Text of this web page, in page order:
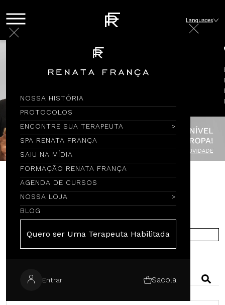
NOSSA HISTÓRIA
PROTOCOLOS
ENCONTRE SUA TERAPEUTA
SPA RENATA FRANÇA
SAIU NA MÍDIA
FORMAÇÃO RENATA FRANÇA
AGENDA DE CURSOS
NOSSA LOJA
BLOG
Quero ser Uma Terapeuta Habilitada
Entrar Sacola
Languages
Encontre por Nome
COMPRE NA EUROPA